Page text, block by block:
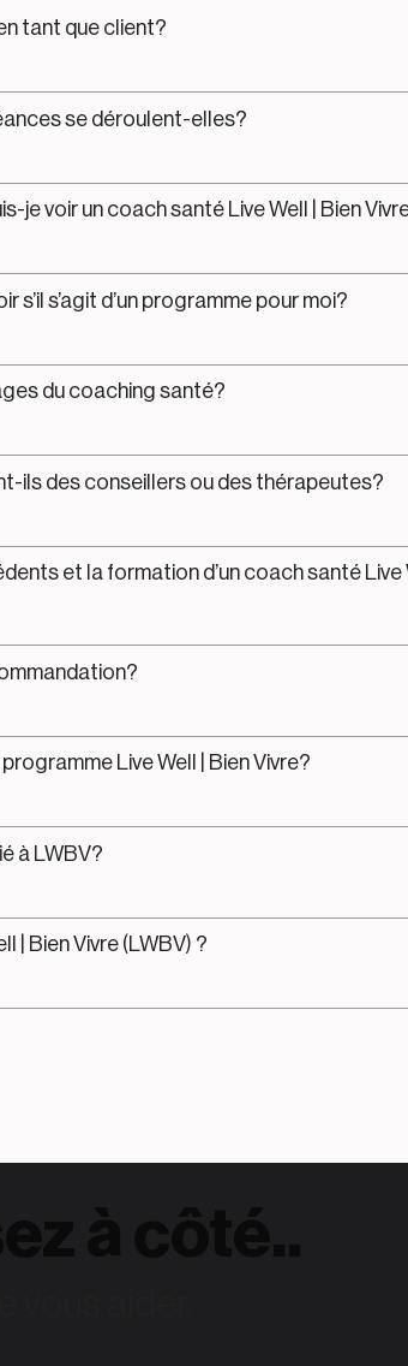
tant que client?
se déroulent-elles?
je voir un coach santé Live Well | Bien
s’il s’agit d’un programme pour moi?
du coaching santé?
ils des conseillers ou des thérapeutes?
et la formation d’un coach santé Live
Live Well | Bien Vivre?
à LWBV?
| Bien Vivre (LWBV) ?